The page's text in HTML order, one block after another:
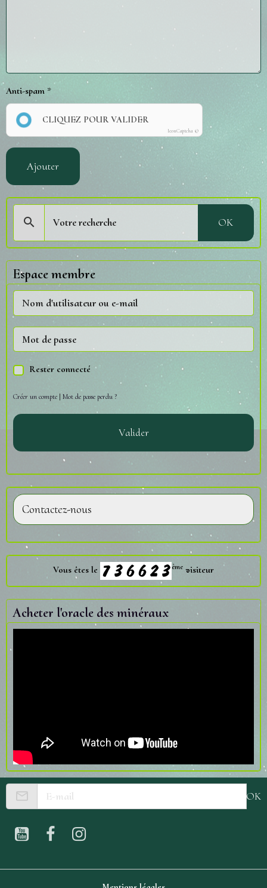
Anti-spam
CLIQUEZ POUR VALIDER
IconCaptcha ©
Ajouter
OK
Espace membre
Rester connecté
Créer un compte | Mot de passe perdu ?
Valider
Contactez-nous
Vous êtes le ème visiteur
Acheter l'oracle des minéraux
OK